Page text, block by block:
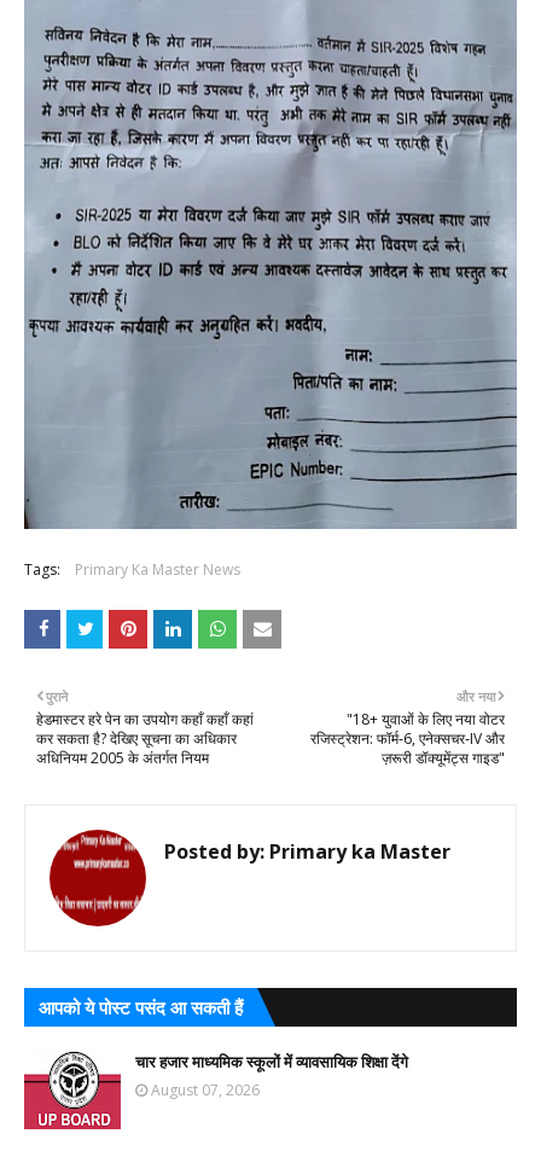
Tags: Primary Ka Master News
और नया
"18+ युवाओं के लिए नया वोटर
रजिस्ट्रेशन: फॉर्म‑6, एनेक्सचर‑IV और
ज़रूरी डॉक्यूमेंट्स गाइड"
पुराने
हेडमास्टर हरे पेन का उपयोग कहाँ कहाँ कहां
कर सकता है? देखिए सूचना का अधिकार
अधिनियम 2005 के अंतर्गत नियम
Posted by: Primary ka Master
आपको ये पोस्ट पसंद आ सकती हैं
चार हजार माध्यमिक स्कूलों में व्यावसायिक शिक्षा देंगे
August 07, 2026